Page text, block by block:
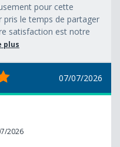
pour cette
le temps de partager
satisfaction est notre
plus
07/07/2026
2026